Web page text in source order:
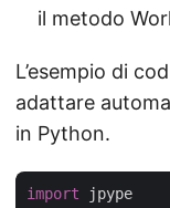
il metodo
L’esempio di
adattare
in Python.
import